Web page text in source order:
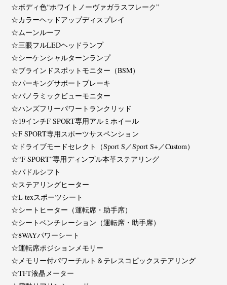
☆ボディ色“ホワイトノーヴァガラスフレーク”
☆カラーヘッドアップディスプレイ
☆ムーンルーフ
☆三眼フルLEDヘッドランプ
☆シーケンシャルターンランプ
☆ブラインドスポットモニター（BSM）
☆パーキングサポートブレーキ
☆パノラミックビューモニター
☆ハンズフリーパワートランクリッド
☆19インチF SPORT専用アルミホイール
☆F SPORT専用スポーツサスペンション
☆ドライブモードセレクト（Sport S／Sport S+／Custom）
☆“F SPORT”専用ディンプル本革ステアリング
☆パドルシフト
☆ステアリングヒーター
☆L texスポーツシート
☆シートヒーター（運転席・助手席）
☆シートベンチレーション（運転席・助手席）
☆8WAYパワーシート
☆運転席ポジションメモリー
☆メモリー付パワーチルト＆テレスコピックステアリング
☆TFT液晶メーター